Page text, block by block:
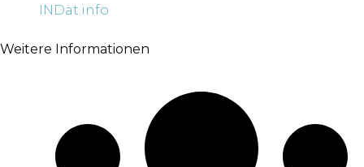
INDat.info
Weitere Informationen